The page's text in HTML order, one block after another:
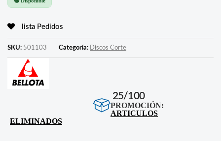
lista Pedidos
SKU: 501103 Categoría: Discos Corte
25/100
PROMOCIÓN:
ARTICULOS
ELIMINADOS